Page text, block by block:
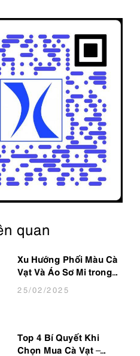
quan
Xu Hướng Phối Màu Cà
Vạt Và Áo Sơ Mi trong
thời trang Nam Công
25/02/2025
Top 4 Bí Quyết Khi
Chọn Mua Cà Vạt –